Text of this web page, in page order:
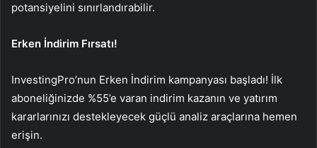
potansiyelini sınırlandırabilir.
Erken İndirim Fırsatı!
InvestingPro’nun Erken İndirim kampanyası başladı! İlk
aboneliğinizde %55’e varan indirim kazanın ve yatırım
kararlarınızı destekleyecek güçlü analiz araçlarına hemen
erişin.